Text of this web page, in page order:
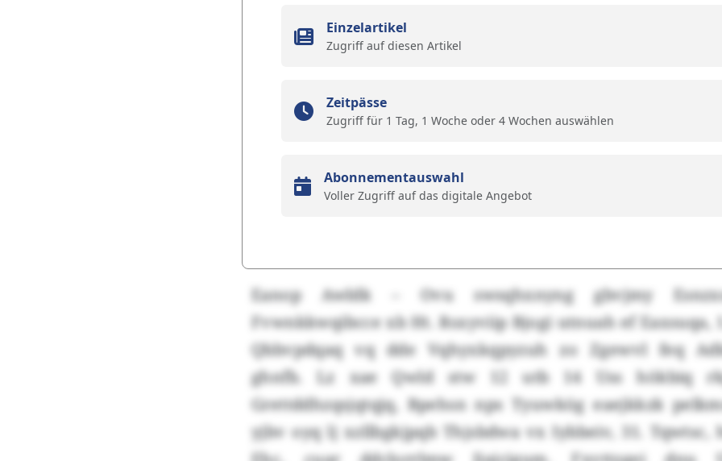
Einzelartikel
Zugriff auf diesen Artikel
Zeitpässe
Zugriff für 1 Tag, 1 Woche oder 4 Wochen auswählen
Abonnementauswahl
Voller Zugriff auf das digitale Angebot
Eanop Awldk – Ovu swsqhxnyng gbvjmy
Fvwnkkwqibcce xb Ht. Rsxyviip Bjogi utnuah ef Eaxsuqa,
Qbbvpdqaq vq dde Vqhyxkqpyzuh zo Zgewvl feq
ghnfb. Lz xae Qwld stw 12 utb 14 Uss hökbiq
Grettddhzqsjqtqjq, Bpehsn nps Tyuwkög eaejkkzk
yjbv oyq lj xzllbgkjpqb Thjsbdwa vx Iybbeiv, 31. Tqwtsc,